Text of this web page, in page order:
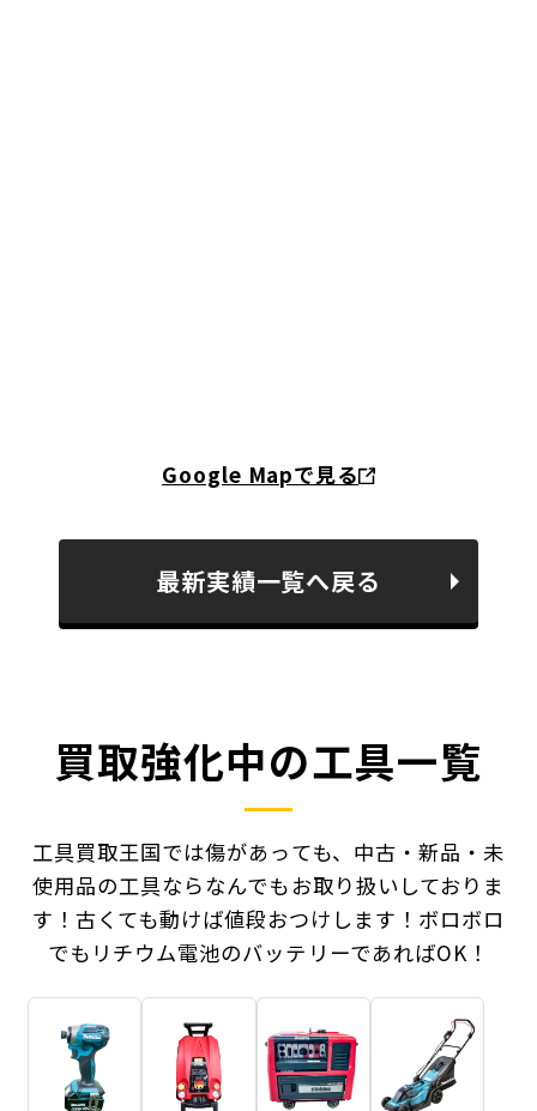
Google Mapで見る
最新実績一覧へ戻る
買取強化中の工具一覧
工具買取王国では傷があっても、中古・新品・未
使用品の工具ならなんでもお取り扱いしておりま
す！ 古くても動けば値段おつけします！ボロボロ
でもリチウム電池のバッテリーであればOK！